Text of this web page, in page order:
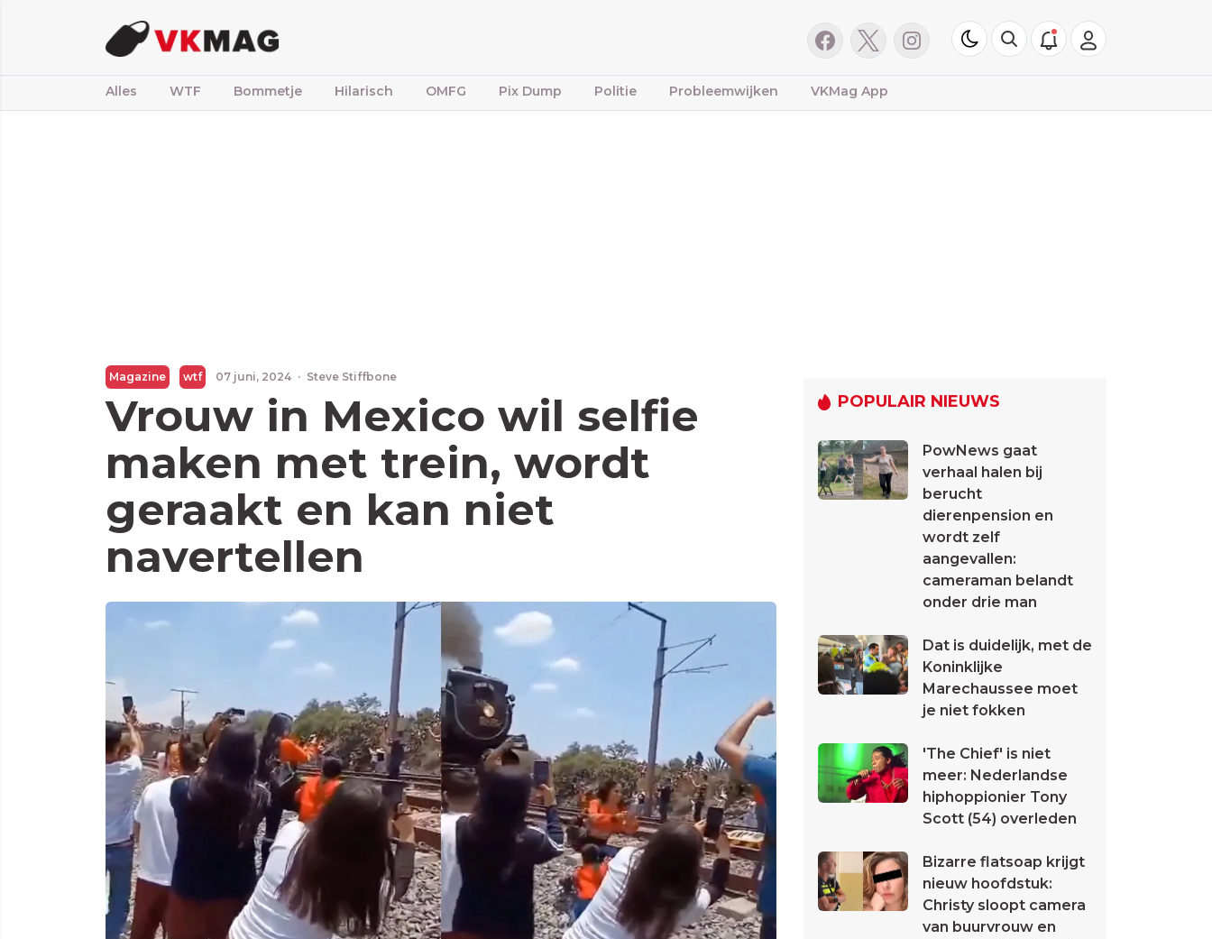
Alles WTF Bommetje Hilarisch OMFG Pix Dump Politie Probleemwijken VKMag App
Magazine wtf 07 juni, 2024 · Steve Stiffbone
Vrouw in Mexico wil selfie
maken met trein, wordt
geraakt en kan niet
navertellen
POPULAIR NIEUWS
PowNews gaat
verhaal halen bij
berucht
dierenpension en
wordt zelf
aangevallen:
cameraman belandt
onder drie man
Dat is duidelijk, met de
Koninklijke
Marechaussee moet
je niet fokken
'The Chief' is niet
meer: Nederlandse
hiphoppionier Tony
Scott (54) overleden
Bizarre flatsoap krijgt
nieuw hoofdstuk:
Christy sloopt camera
van buurvrouw en